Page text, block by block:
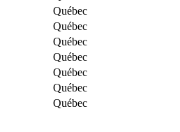
Québec
Québec
Québec
Québec
Québec
Québec
Québec